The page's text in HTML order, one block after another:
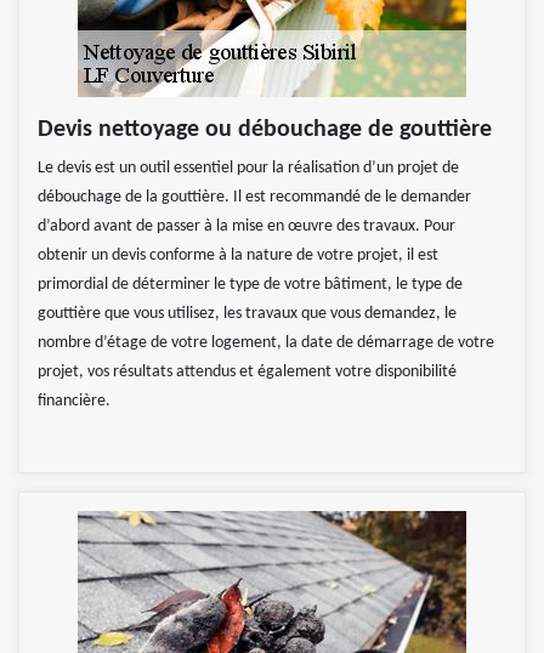
Devis nettoyage ou débouchage de gouttière
Le devis est un outil essentiel pour la réalisation d’un projet de
débouchage de la gouttière. Il est recommandé de le demander
d’abord avant de passer à la mise en œuvre des travaux. Pour
obtenir un devis conforme à la nature de votre projet, il est
primordial de déterminer le type de votre bâtiment, le type de
gouttière que vous utilisez, les travaux que vous demandez, le
nombre d’étage de votre logement, la date de démarrage de votre
projet, vos résultats attendus et également votre disponibilité
financière.